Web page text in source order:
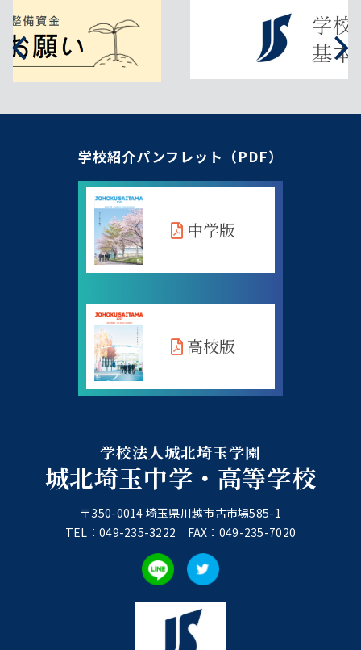
学校法人城北埼玉学園
城北埼玉中学・高等学校
〒350-0014 埼玉県川越市古市場585-1
TEL：049-235-3222 FAX：049-235-7020
学校紹介パンフレット（PDF）
中学版
高校版